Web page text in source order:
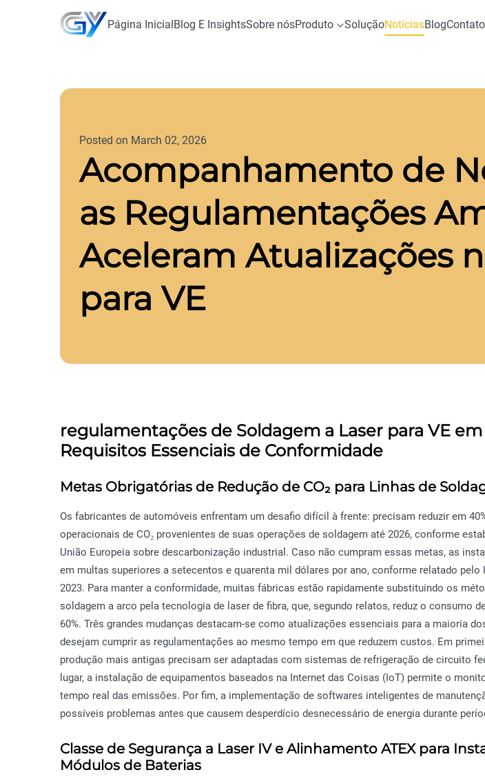
Página InicialBlog E InsightsSobre nósProduto SoluçãoNotíciasBlogContato
Acompanhamento de
as Regulamentações
Aceleram Atualizações
para VE
Posted on March 02, 2026
regulamentações de Soldagem a Laser para VE em
Requisitos Essenciais de Conformidade
Metas Obrigatórias de Redução de CO₂ para Linhas de
Os fabricantes de automóveis enfrentam um desafio difícil à frente: precisam reduzir em
operacionais de CO₂ provenientes de suas operações de soldagem até 2026, conforme
União Europeia sobre descarbonização industrial. Caso não cumpram essas metas, as
em multas superiores a setecentos e quarenta mil dólares por ano, conforme relatado
2023. Para manter a conformidade, muitas fábricas estão rapidamente substituindo os
soldagem a arco pela tecnologia de laser de fibra, que, segundo relatos, reduz o consumo
60%. Três grandes mudanças destacam-se como atualizações essenciais para a maioria
desejam cumprir as regulamentações ao mesmo tempo em que reduzem custos. Em
produção mais antigas precisam ser adaptadas com sistemas de refrigeração de circuito
lugar, a instalação de equipamentos baseados na Internet das Coisas (IoT) permite o
tempo real das emissões. Por fim, a implementação de softwares inteligentes de
possíveis problemas antes que causem desperdício desnecessário de energia durante
Classe de Segurança a Laser IV e Alinhamento ATEX para
Módulos de Baterias